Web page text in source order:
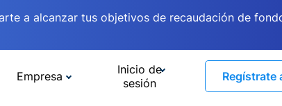
a alcanzar tus objetivos de recaudación de
Empresa
Inicio de
sesión
Regístrate